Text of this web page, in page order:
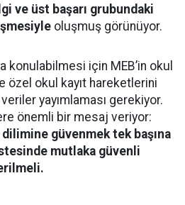
ve üst başarı grubundaki
oluşmuş görünüyor.
konulabilmesi için MEB’in okul
özel okul kayıt hareketlerini
yayımlaması gerekiyor.
önemli bir mesaj veriyor:
güvenmek tek başına
mutlaka güvenli